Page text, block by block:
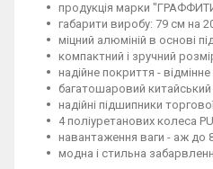
продукція марки
габарити виробу: 79 см на
міцний алюміній в основі
компактний і зручний
надійне покриття -
багатошаровий
надійні підшипники
4 поліуретанових колеса
навантаження ваги - аж до
модна і стильна